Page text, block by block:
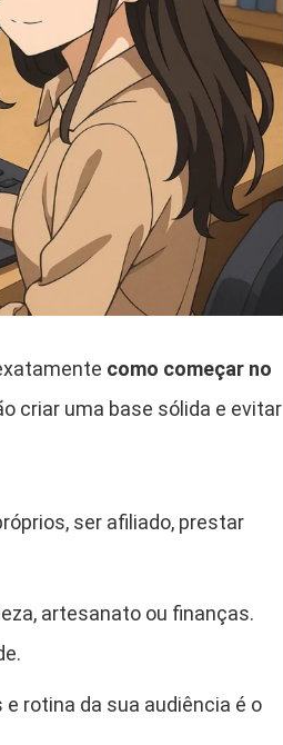
como começar no
criar uma base sólida e evitar
ser afiliado, prestar
artesanato ou finanças.
rotina da sua audiência é o